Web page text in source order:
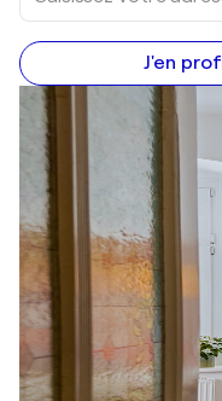
J'en